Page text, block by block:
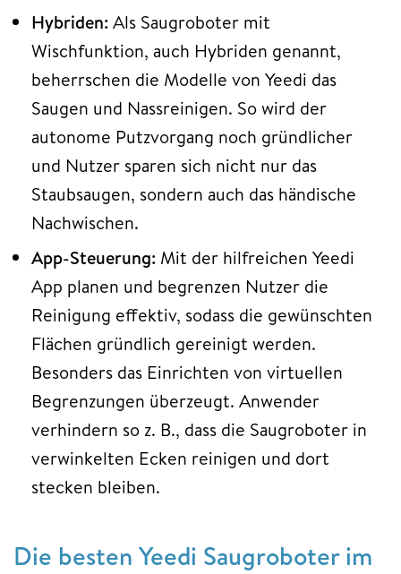
Hybriden: Als Saugroboter mit
Wischfunktion, auch Hybriden genannt,
beherrschen die Modelle von Yeedi das
Saugen und Nassreinigen. So wird der
autonome Putzvorgang noch gründlicher
und Nutzer sparen sich nicht nur das
Staubsaugen, sondern auch das händische
Nachwischen.
App-Steuerung: Mit der hilfreichen Yeedi
App planen und begrenzen Nutzer die
Reinigung effektiv, sodass die gewünschten
Flächen gründlich gereinigt werden.
Besonders das Einrichten von virtuellen
Begrenzungen überzeugt. Anwender
verhindern so z. B., dass die Saugroboter in
verwinkelten Ecken reinigen und dort
stecken bleiben.
Die besten Yeedi Saugroboter im